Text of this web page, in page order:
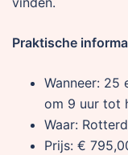
Praktische
Wanneer: 25
om 9 uur tot
Waar:
Prijs: €